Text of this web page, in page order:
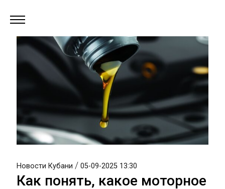
Новости Кубани / 05-09-2025 13:30
Как понять, какое моторное